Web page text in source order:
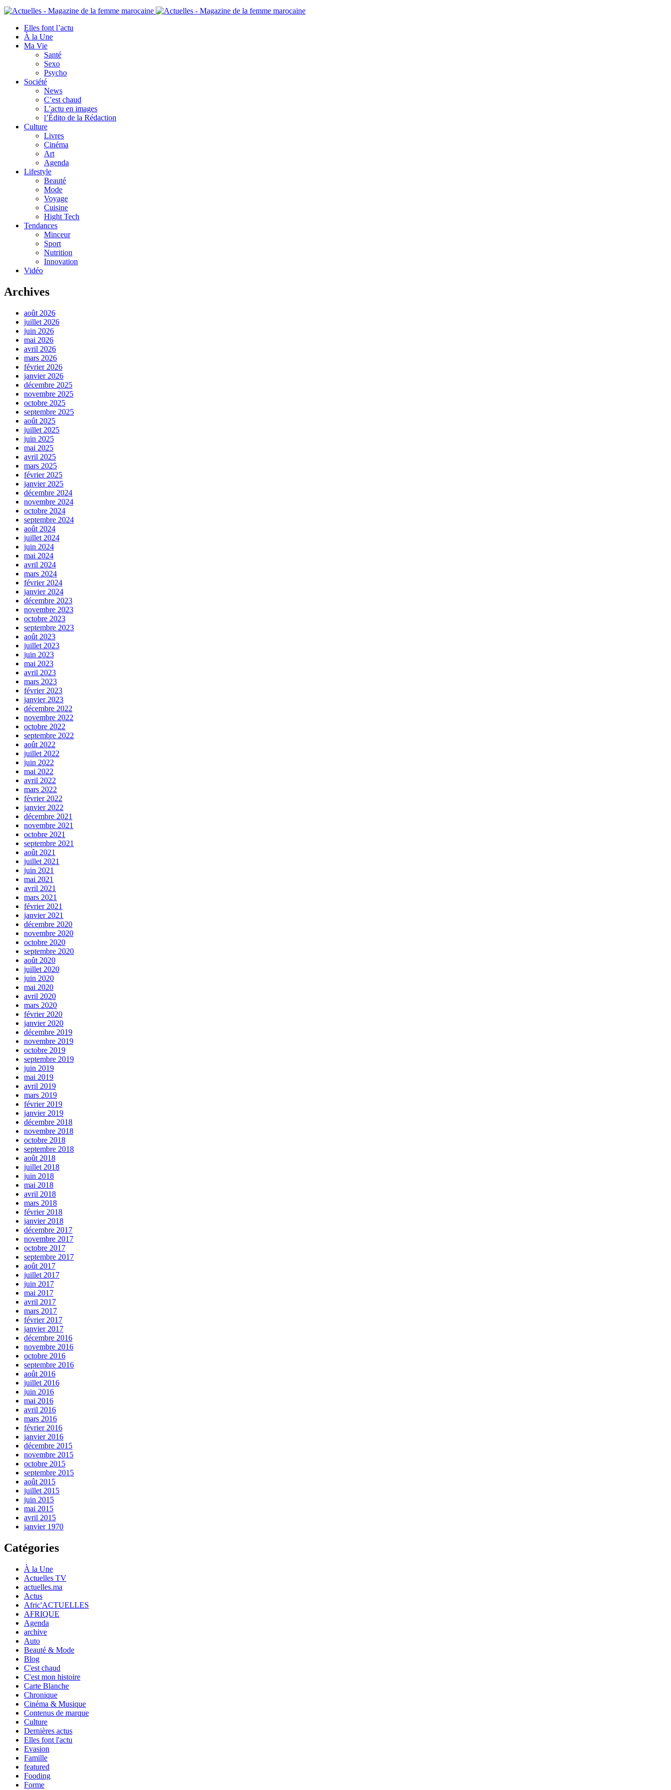
Elles font l’actu
À la Une
Ma Vie
Santé
Sexo
Psycho
Société
News
C’est chaud
L’actu en images
l’Édito de la Rédaction
Culture
Livres
Cinéma
Art
Agenda
Lifestyle
Beauté
Mode
Voyage
Cuisine
Hight Tech
Tendances
Minceur
Sport
Nutrition
Innovation
Vidéo
Archives
août 2026
juillet 2026
juin 2026
mai 2026
avril 2026
mars 2026
février 2026
janvier 2026
décembre 2025
novembre 2025
octobre 2025
septembre 2025
août 2025
juillet 2025
juin 2025
mai 2025
avril 2025
mars 2025
février 2025
janvier 2025
décembre 2024
novembre 2024
octobre 2024
septembre 2024
août 2024
juillet 2024
juin 2024
mai 2024
avril 2024
mars 2024
février 2024
janvier 2024
décembre 2023
novembre 2023
octobre 2023
septembre 2023
août 2023
juillet 2023
juin 2023
mai 2023
avril 2023
mars 2023
février 2023
janvier 2023
décembre 2022
novembre 2022
octobre 2022
septembre 2022
août 2022
juillet 2022
juin 2022
mai 2022
avril 2022
mars 2022
février 2022
janvier 2022
décembre 2021
novembre 2021
octobre 2021
septembre 2021
août 2021
juillet 2021
juin 2021
mai 2021
avril 2021
mars 2021
février 2021
janvier 2021
décembre 2020
novembre 2020
octobre 2020
septembre 2020
août 2020
juillet 2020
juin 2020
mai 2020
avril 2020
mars 2020
février 2020
janvier 2020
décembre 2019
novembre 2019
octobre 2019
septembre 2019
juin 2019
mai 2019
avril 2019
mars 2019
février 2019
janvier 2019
décembre 2018
novembre 2018
octobre 2018
septembre 2018
août 2018
juillet 2018
juin 2018
mai 2018
avril 2018
mars 2018
février 2018
janvier 2018
décembre 2017
novembre 2017
octobre 2017
septembre 2017
août 2017
juillet 2017
juin 2017
mai 2017
avril 2017
mars 2017
février 2017
janvier 2017
décembre 2016
novembre 2016
octobre 2016
septembre 2016
août 2016
juillet 2016
juin 2016
mai 2016
avril 2016
mars 2016
février 2016
janvier 2016
décembre 2015
novembre 2015
octobre 2015
septembre 2015
août 2015
juillet 2015
juin 2015
mai 2015
avril 2015
janvier 1970
Catégories
À la Une
Actuelles TV
actuelles.ma
Actus
Afric'ACTUELLES
AFRIQUE
Agenda
archive
Auto
Beauté & Mode
Blog
C'est chaud
C'est mon histoire
Carte Blanche
Chronique
Cinéma & Musique
Contenus de marque
Culture
Dernières actus
Elles font l'actu
Evasion
Famille
featured
Fooding
Forme